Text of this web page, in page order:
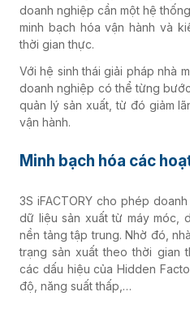
doanh nghiệp cần một hệ
minh bạch hóa vận hành và
thời gian thực.
Với hệ sinh thái giải pháp nhà
doanh nghiệp có thể từng
quản lý sản xuất, từ đó giảm
vận hành.
Minh bạch hóa các
3S iFACTORY cho phép
dữ liệu sản xuất từ máy móc,
nền tảng tập trung. Nhờ đó,
trạng sản xuất theo thời gian
các dấu hiệu của Hidden
độ, năng suất thấp,…